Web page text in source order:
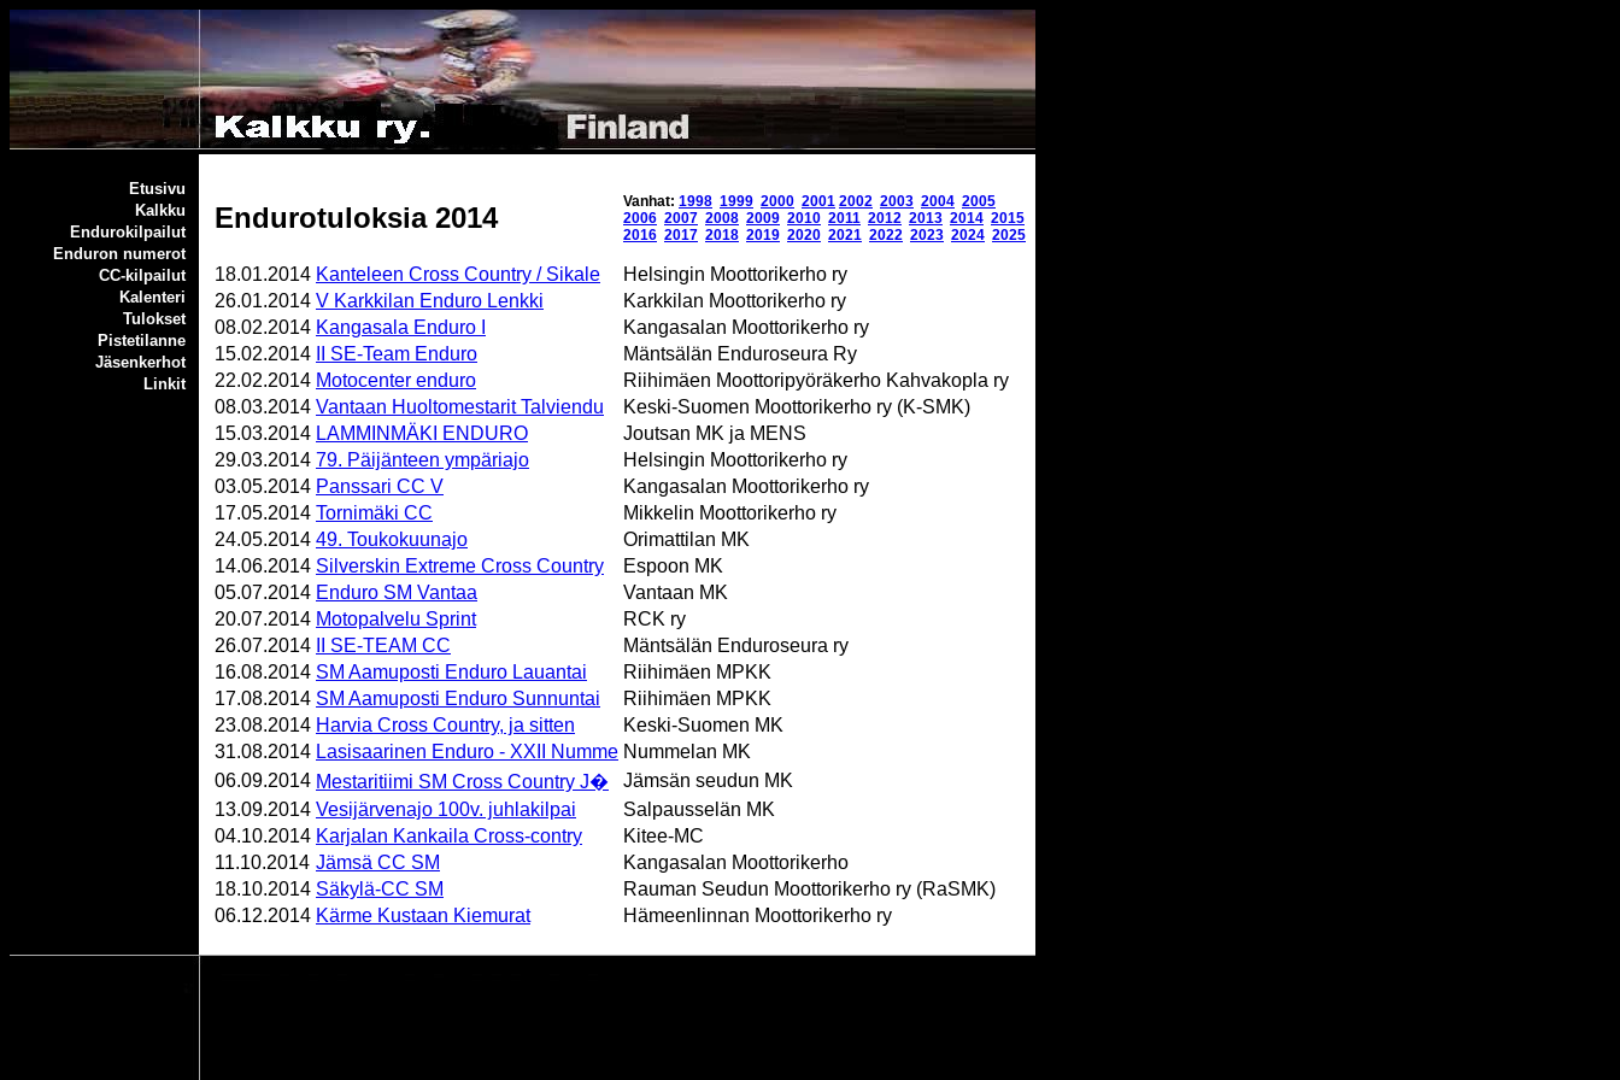
Etusivu
Kalkku
Endurokilpailut
Enduron numerot
CC-kilpailut
Kalenteri
Tulokset
Pistetilanne
Jäsenkerhot
Linkit
Endurotuloksia 2014 Vanhat: 1998 1999 2000 2001 2002 2003 2004 2005
2006 2007 2008 2009 2010 2011 2012 2013 2014 2015
2016 2017 2018 2019 2020 2021 2022 2023 2024 2025
18.01.2014 Kanteleen Cross Country / Sikale
Helsingin Moottorikerho ry
26.01.2014 V Karkkilan Enduro Lenkki
Karkkilan Moottorikerho ry
08.02.2014 Kangasala Enduro I
Kangasalan Moottorikerho ry
15.02.2014
II SE-Team Enduro
Mäntsälän Enduroseura Ry
22.02.2014 Motocenter enduro
Riihimäen Moottoripyöräkerho Kahvakopla ry
08.03.2014 Vantaan Huoltomestarit Talviendu
Keski-Suomen Moottorikerho ry (K-SMK)
15.03.2014 LAMMINMÄKI ENDURO
Joutsan MK ja MENS
29.03.2014 79. Päijänteen ympäriajo
Helsingin Moottorikerho ry
03.05.2014 Panssari CC V
Kangasalan Moottorikerho ry
17.05.2014 Tornimäki CC
Mikkelin Moottorikerho ry
24.05.2014 49. Toukokuunajo
Orimattilan MK
14.06.2014 Silverskin Extreme Cross Country
Espoon MK
05.07.2014 Enduro SM Vantaa
Vantaan MK
20.07.2014 Motopalvelu Sprint
RCK ry
26.07.2014
II SE-TEAM CC
Mäntsälän Enduroseura ry
16.08.2014 SM Aamuposti Enduro Lauantai
Riihimäen MPKK
17.08.2014 SM Aamuposti Enduro Sunnuntai
Riihimäen MPKK
23.08.2014 Harvia Cross Country, ja sitten
Keski-Suomen MK
31.08.2014 Lasisaarinen Enduro - XXII Numme Nummelan MK
06.09.2014 Mestaritiimi SM Cross Country J�
Jämsän seudun MK
13.09.2014 Vesijärvenajo 100v. juhlakilpai
Salpausselän MK
04.10.2014 Karjalan Kankaila Cross-contry
Kitee-MC
11.10.2014 Jämsä CC SM
Kangasalan Moottorikerho
18.10.2014 Säkylä-CC SM
Rauman Seudun Moottorikerho ry (RaSMK)
06.12.2014 Kärme Kustaan Kiemurat Hämeenlinnan Moottorikerho ry